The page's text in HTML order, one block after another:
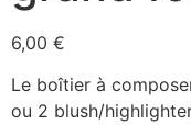
6,00 €
Le boîtier à
ou 2 blush/